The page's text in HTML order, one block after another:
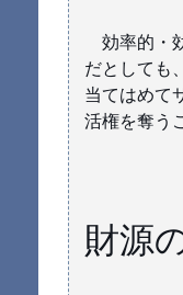
効率的・
だとしても
当てはめて
活権を奪う
財源